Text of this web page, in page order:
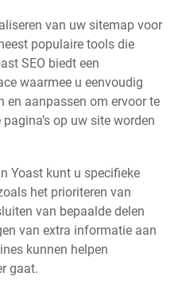
van uw sitemap voor
populaire tools die
SEO biedt een
waarmee u eenvoudig
en aanpassen om ervoor te
op uw site worden
Yoast kunt u specifieke
het prioriteren van
van bepaalde delen
van extra informatie aan
kunnen helpen
gaat.